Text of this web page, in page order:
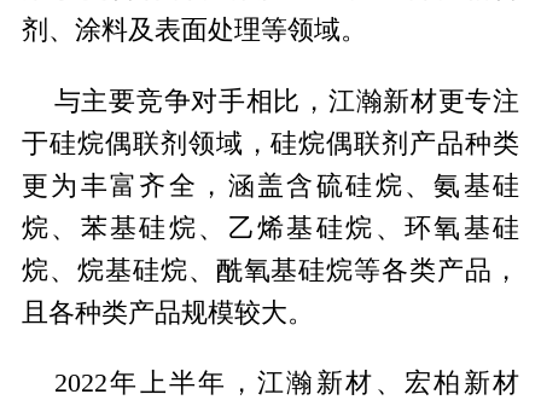
剂、涂料及表面处理等领域。
与主要竞争对手相比，江瀚新材更专注
于硅烷偶联剂领域，硅烷偶联剂产品种类
更为丰富齐全，涵盖含硫硅烷、氨基硅
烷、苯基硅烷、乙烯基硅烷、环氧基硅
烷、烷基硅烷、酰氧基硅烷等各类产品，
且各种类产品规模较大。
2022年上半年，江瀚新材、宏柏新材